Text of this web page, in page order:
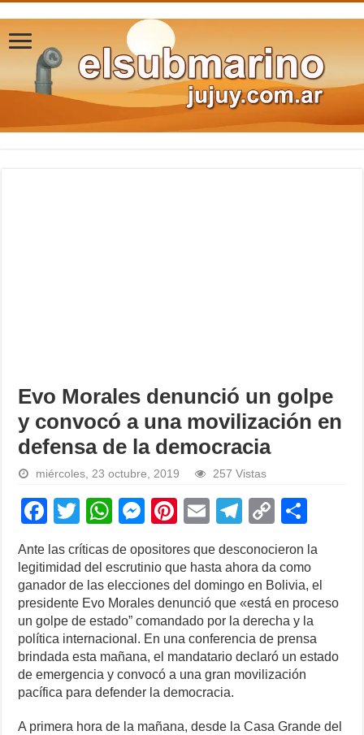
Evo Morales denunció un golpe
y convocó a una movilización en
defensa de la democracia
miércoles, 23 octubre, 2019 257 Vistas
F
a
c
e
b
o
o
k
T
wi
tt
er
W
h
at
s
A
p
p
M
e
ss
e
n
g
er
Pi
er
e
st
E
m
ail
T
e
gr
a
m
C
o
p
y
Li
n
k
h
ar
e
Ante las críticas de opositores que desconocieron la
legitimidad del escrutinio que hasta ahora da como
ganador de las elecciones del domingo en Bolivia, el
presidente Evo Morales denunció que «está en proceso
un golpe de estado” comandado por la derecha y la
política internacional. En una conferencia de prensa
brindada esta mañana, el mandatario declaró un estado
de emergencia y convocó a una gran movilización
pacífica para defender la democracia.
A primera hora de la mañana, desde la Casa Grande del